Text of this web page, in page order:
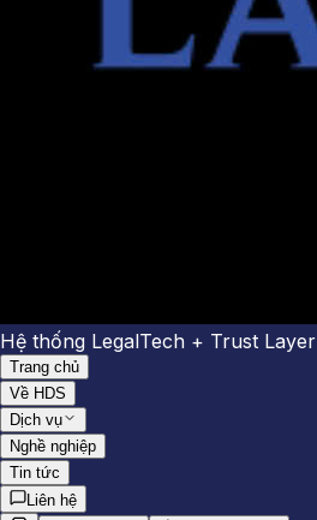
Hệ thống LegalTech + Trust Layer
Trang chủ
Về HDS
Dịch vụ
Nghề nghiệp
Tin tức
Liên hệ